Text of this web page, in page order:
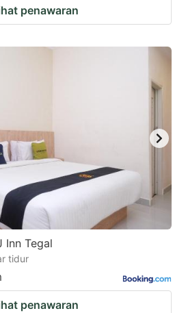
penawaran
Inn Tegal
tidur
penawaran